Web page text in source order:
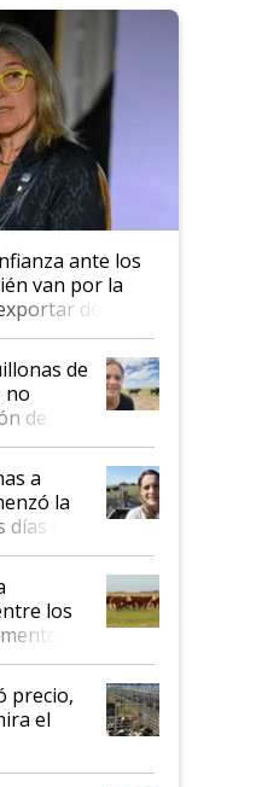
ante los
van por la
dejó de
"Tenemos un
gobierno
de
no
de
a
la
le
los
precio,
el